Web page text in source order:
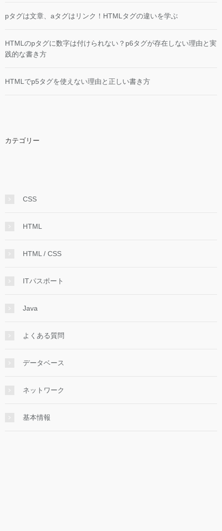
pタグは文章、aタグはリンク！HTMLタグの違いを学ぶ
HTMLのpタグに数字は付けられない？p6タグが存在しない理由と実
践的な書き方
HTMLでp5タグを使えない理由と正しい書き方
カテゴリー
CSS
HTML
HTML / CSS
ITパスポート
Java
よくある質問
データベース
ネットワーク
基本情報